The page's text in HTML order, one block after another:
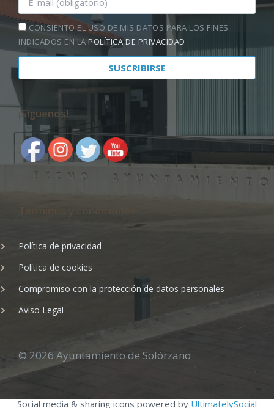
CONSIENTO EL USO DE MIS DATOS PARA LOS FINES
INDICADOS EN LAPOLÍTICA DE PRIVACIDAD .
¡Síguenos!
Política de privacidad
Política de cookies
Compromiso con la protección de datos personales
Aviso Legal
© 2026 Ayuntamiento de Solórzano
Social media & sharing icons powered by UltimatelySocial